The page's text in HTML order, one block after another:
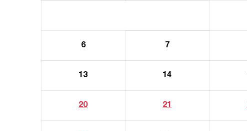
6 7
13 14
20 21